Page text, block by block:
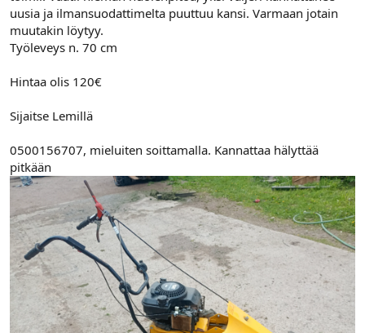
n
a
l
o
t
j
ä
m
ä
ä
ä
uusia ja ilmansuodattimelta puuttuu kansi. Varmaan jotain
muutakin löytyy.
Työleveys n. 70 cm
Hintaa olis 120€
Sijaitse Lemillä
0500156707, mieluiten soittamalla. Kannattaa hälyttää
pitkään